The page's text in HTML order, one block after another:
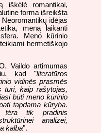
iškėlė romantikai,
forma išreikšta
idėjas
meną laikanti
Meno kūrinio
hermetiškojo
Vaildo artimumas
kad "literatūros
vidinės prasmės
turi, kaip rašytojas,
būti meno kūrinio
tapdama kūryba.
tėra tik pradinis
analizei,
kalba".